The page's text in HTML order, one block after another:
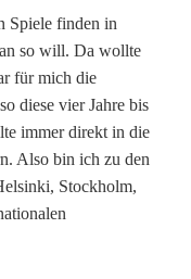
Spiele finden in
so will. Da wollte
für mich die
diese vier Jahre bis
immer direkt in die
Also bin ich zu den
Stockholm,